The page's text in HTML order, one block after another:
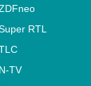
RTL
N-TV